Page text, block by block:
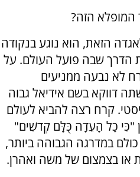
המופלא הזה?
הזאת, הוא נוגע בנקודה
הדרך שבה פועל העולם. על
לא נבעה ממניעים
דווקא בשם אידיאל גבוה
קרח רצה להביא לעולם
"כִּי כׇל הָעֵדָה כֻּלָּם קְדֹשִׁים"
במדרגה הגבוהה ביותר,
או בצמצום של משה ואהרן.